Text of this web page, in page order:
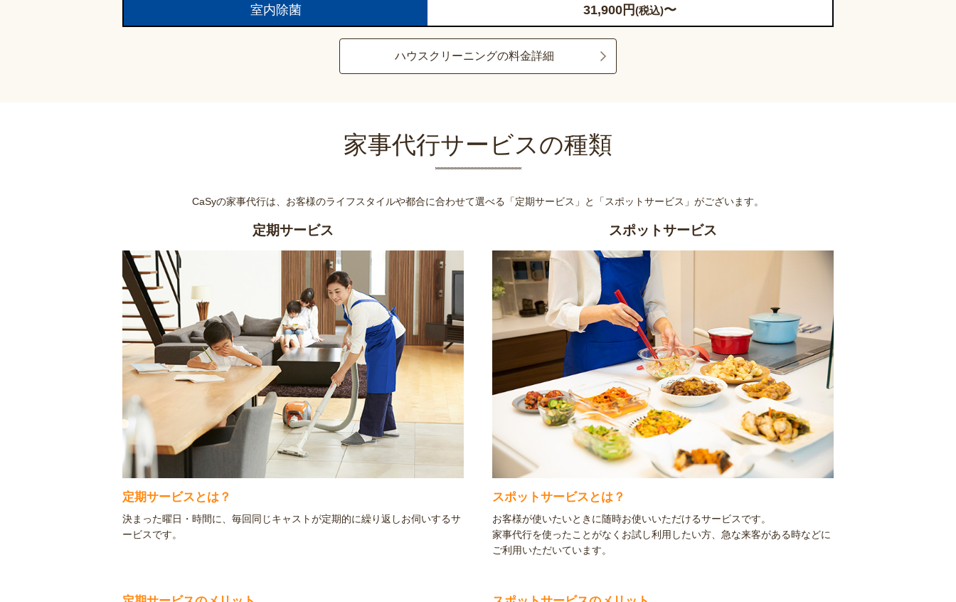
室内除菌 31,900 円(税込)〜
ハウスクリーニングの料金詳細
家事代行サービスの種類
CaSyの家事代行は、お客様のライフスタイルや都合に合わせて選べる 「定期サービス」と「スポットサービス」がございます。
定期サービス
定期サービスとは？
決まった曜日・時間に、毎回同じキャストが定期的に繰り返しお伺いするサ
ービスです。
スポットサービス
スポットサービスとは？
お客様が使いたいときに随時お使いいただけるサービスです。
家事代行を使ったことがなくお試し利用したい方、急な来客がある時などに
ご利用いただいています。